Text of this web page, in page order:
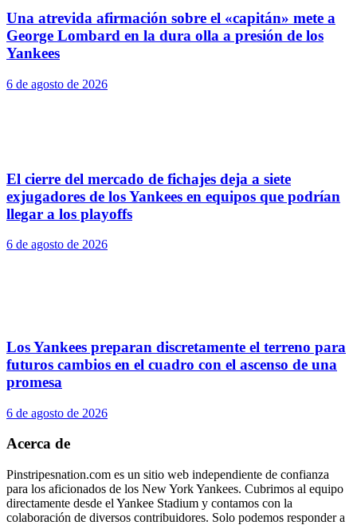
Una atrevida afirmación sobre el «capitán» mete a
George Lombard en la dura olla a presión de los
Yankees
6 de agosto de 2026
El cierre del mercado de fichajes deja a siete
exjugadores de los Yankees en equipos que podrían
llegar a los playoffs
6 de agosto de 2026
Los Yankees preparan discretamente el terreno para
futuros cambios en el cuadro con el ascenso de una
promesa
6 de agosto de 2026
Acerca de
Pinstripesnation.com es un sitio web independiente de confianza
para los aficionados de los New York Yankees. Cubrimos al equipo
directamente desde el Yankee Stadium y contamos con la
colaboración de diversos contribuidores. Solo podemos responder a